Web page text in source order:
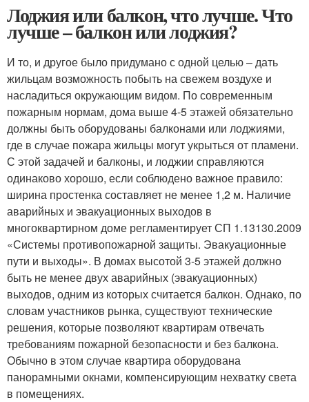
Лоджия или балкон, что лучше. Что
лучше – балкон или лоджия?
И то, и другое было придумано с одной целью – дать
жильцам возможность побыть на свежем воздухе и
насладиться окружающим видом. По современным
пожарным нормам, дома выше 4-5 этажей обязательно
должны быть оборудованы балконами или лоджиями,
где в случае пожара жильцы могут укрыться от пламени.
С этой задачей и балконы, и лоджии справляются
одинаково хорошо, если соблюдено важное правило:
ширина простенка составляет не менее 1,2 м. Наличие
аварийных и эвакуационных выходов в
многоквартирном доме регламентирует СП 1.13130.2009
«Системы противопожарной защиты. Эвакуационные
пути и выходы». В домах высотой 3-5 этажей должно
быть не менее двух аварийных (эвакуационных)
выходов, одним из которых считается балкон. Однако, по
словам участников рынка, существуют технические
решения, которые позволяют квартирам отвечать
требованиям пожарной безопасности и без балкона.
Обычно в этом случае квартира оборудована
панорамными окнами, компенсирующим нехватку света
в помещениях.